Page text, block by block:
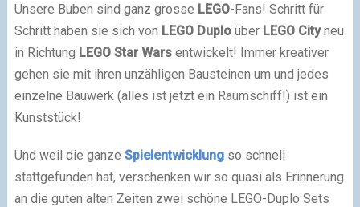
Unsere Buben sind ganz grosse LEGO-Fans! Schritt für
Schritt haben sie sich von LEGO Duploüber LEGO Cityneu
in Richtung LEGO Star Warsentwickelt! Immer kreativer
gehen sie mit ihren unzähligen Bausteinen um und jedes
einzelne Bauwerk (alles ist jetzt ein Raumschiff!) ist ein
Kunststück!
Und weil die ganze Spielentwicklungso schnell
stattgefunden hat, verschenken wir so quasi als Erinnerung
an die guten alten Zeiten zwei schöne LEGO-Duplo Sets